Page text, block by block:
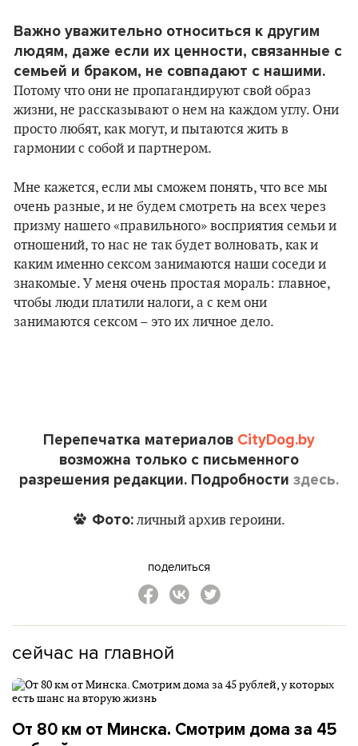
Важно уважительно относиться к другим
людям, даже если их ценности, связанные с
семьей и браком, не совпадают с нашими.
Потому что они не пропагандируют свой образ
жизни, не рассказывают о нем на каждом углу. Они
просто любят, как могут, и пытаются жить в
гармонии с собой и партнером.
Мне кажется, если мы сможем понять, что все мы
очень разные, и не будем смотреть на всех через
призму нашего «правильного» восприятия семьи и
отношений, то нас не так будет волновать, как и
каким именно сексом занимаются наши соседи и
знакомые. У меня очень простая мораль: главное,
чтобы люди платили налоги, а с кем они
занимаются сексом – это их личное дело.
Перепечатка материалов CityDog.by
возможна только с письменного
разрешения редакции. Подробности здесь.
Фото:личный архив героини.
поделиться
сейчас на главной
От 80 км от Минска. Смотрим дома за 45